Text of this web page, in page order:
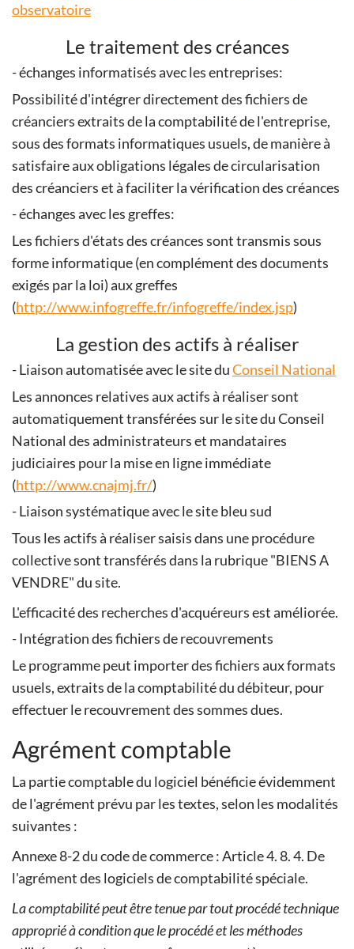
observatoire
Le traitement des créances
- échanges informatisés avec les entreprises:
Possibilité d'intégrer directement des fichiers de
créanciers extraits de la comptabilité de l'entreprise,
sous des formats informatiques usuels, de manière à
satisfaire aux obligations légales de circularisation
des créanciers et à faciliter la vérification des créances
- échanges avec les greffes:
Les fichiers d'états des créances sont transmis sous
forme informatique (en complément des documents
exigés par la loi) aux greffes
(http://www.infogreffe.fr/infogreffe/index.jsp)
La gestion des actifs à réaliser
- Liaison automatisée avec le site duConseil National
Les annonces relatives aux actifs à réaliser sont
automatiquement transférées sur le site du Conseil
National des administrateurs et mandataires
judiciaires pour la mise en ligne immédiate
(http://www.cnajmj.fr/)
- Liaison systématique avec le site bleu sud
Tous les actifs à réaliser saisis dans une procédure
collective sont transférés dans la rubrique "BIENS A
VENDRE" du site.
L'efficacité des recherches d'acquéreurs est améliorée.
- Intégration des fichiers de recouvrements
Le programme peut importer des fichiers aux formats
usuels, extraits de la comptabilité du débiteur, pour
effectuer le recouvrement des sommes dues.
Agrément comptable
La partie comptable du logiciel bénéficie évidemment
de l'agrément prévu par les textes, selon les modalités
suivantes :
Annexe 8-2 du code de commerce : Article 4. 8. 4. De
l'agrément des logiciels de comptabilité spéciale.
La comptabilité peut être tenue par tout procédé technique
approprié à condition que le procédé et les méthodes